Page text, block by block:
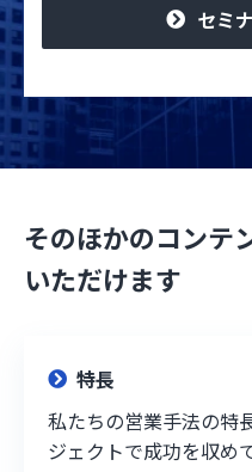
セミ
そのほかのコンテ
いただけます
特長
私たちの営業手法の特
ジェクトで成功を収め